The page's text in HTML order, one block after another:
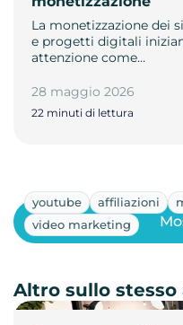
La monetizzazione dei
e progetti digitali
attenzione come…
28 maggio 2026
22 minuti di lettura
youtube affiliazioni
video marketing
Altro sullo